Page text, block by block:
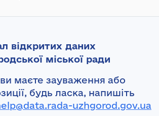
відкритих даних
міської ради
маєте зауваження або
будь ласка, напишіть
uzhgorod.gov.ua